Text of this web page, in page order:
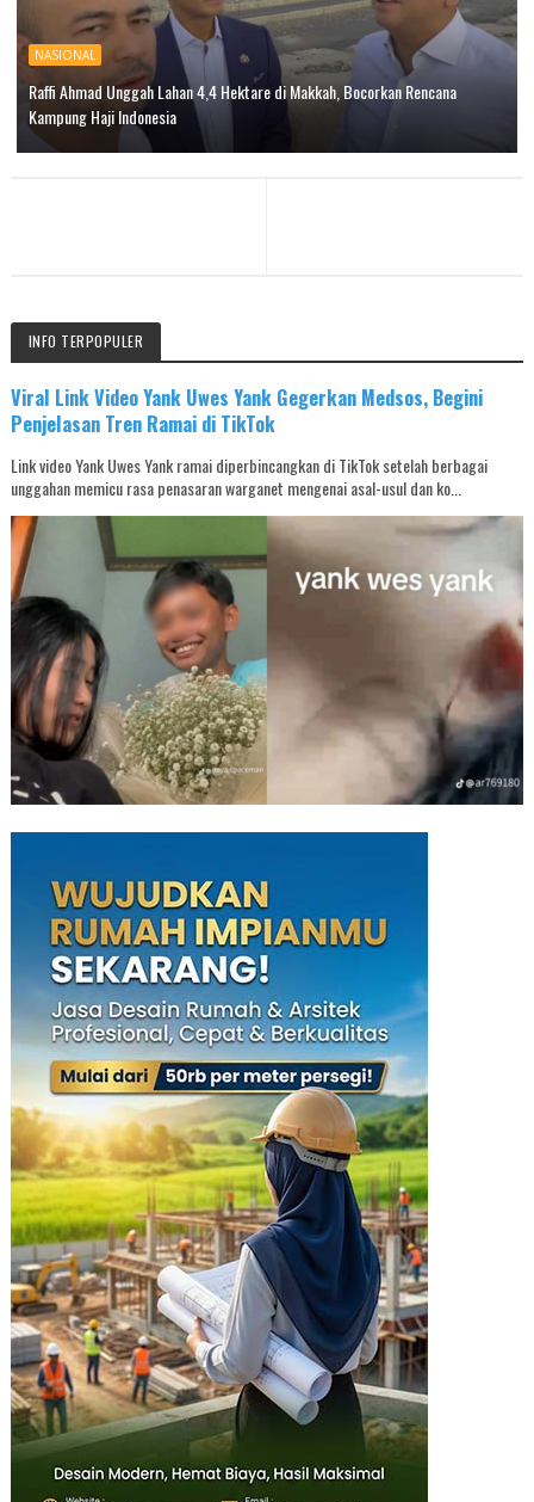
NASIONAL
Raffi Ahmad Unggah Lahan 4,4 Hektare di Makkah, Bocorkan Rencana
Kampung Haji Indonesia
INFO TERPOPULER
Viral Link Video Yank Uwes Yank Gegerkan Medsos, Begini
Penjelasan Tren Ramai di TikTok
Link video Yank Uwes Yank ramai diperbincangkan di TikTok setelah berbagai
unggahan memicu rasa penasaran warganet mengenai asal-usul dan ko...